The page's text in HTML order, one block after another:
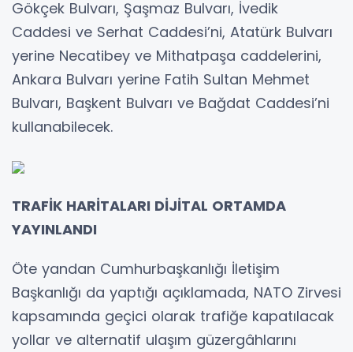
Gökçek Bulvarı, Şaşmaz Bulvarı, İvedik
Caddesi ve Serhat Caddesi’ni, Atatürk Bulvarı
yerine Necatibey ve Mithatpaşa caddelerini,
Ankara Bulvarı yerine Fatih Sultan Mehmet
Bulvarı, Başkent Bulvarı ve Bağdat Caddesi’ni
kullanabilecek.
TRAFİK HARİTALARI DİJİTAL ORTAMDA
YAYINLANDI
Öte yandan Cumhurbaşkanlığı İletişim
Başkanlığı da yaptığı açıklamada, NATO Zirvesi
kapsamında geçici olarak trafiğe kapatılacak
yollar ve alternatif ulaşım güzergâhlarını